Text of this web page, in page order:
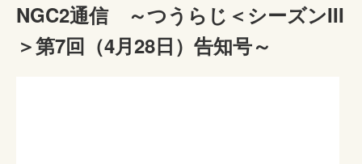
NGC2通信 ～つうらじ＜シーズンIII
＞第7回（4月28日）告知号～